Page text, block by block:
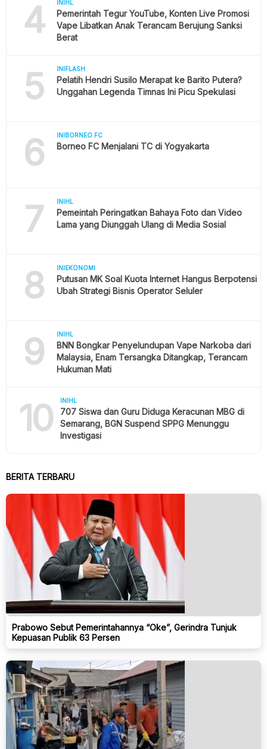
4 INIHL
Pemerintah Tegur YouTube, Konten Live Promosi
Vape Libatkan Anak Terancam Berujung Sanksi
Berat
5 INIFLASH
Pelatih Hendri Susilo Merapat ke Barito Putera?
Unggahan Legenda Timnas Ini Picu Spekulasi
6 INIBORNEO FC
Borneo FC Menjalani TC di Yogyakarta
7 INIHL
Pemeintah Peringatkan Bahaya Foto dan Video
Lama yang Diunggah Ulang di Media Sosial
8 INIEKONOMI
Putusan MK Soal Kuota Internet Hangus Berpotensi
Ubah Strategi Bisnis Operator Seluler
9 INIHL
BNN Bongkar Penyelundupan Vape Narkoba dari
Malaysia, Enam Tersangka Ditangkap, Terancam
Hukuman Mati
10 INIHL
707 Siswa dan Guru Diduga Keracunan MBG di
Semarang, BGN Suspend SPPG Menunggu
Investigasi
BERITA TERBARU
Prabowo Sebut Pemerintahannya “Oke”, Gerindra Tunjuk
Kepuasan Publik 63 Persen